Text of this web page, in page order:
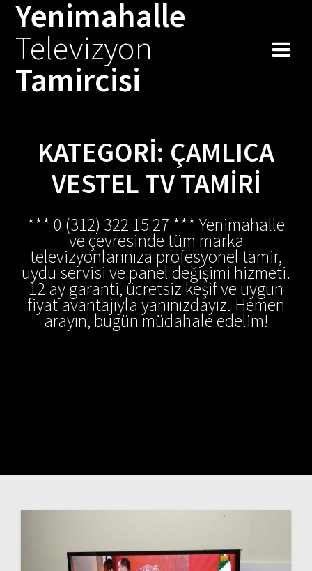
Skip
to
Yenimahalle
Televizyon
Tamircisi
KATEGORI: ÇAMLICA
VESTEL TV TAMIRI
*** 0 (312) 322 15 27 *** Yenimahalle
ve çevresinde tüm marka
televizyonlarınıza profesyonel tamir,
uydu servisi ve panel değişimi hizmeti.
12 ay garanti, ücretsiz keşif ve uygun
fiyat avantajıyla yanınızdayız. Hemen
arayın, bugün müdahale edelim!